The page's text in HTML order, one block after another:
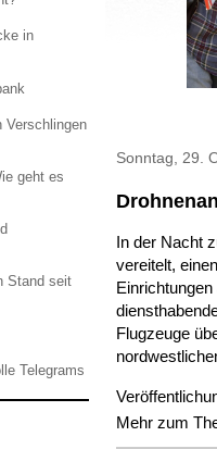
Sonntag, 29.
In der Nacht
vereitelt,
Flugzeuge
Mehr zum
in
Verschlingen
geht es
Stand seit
Telegrams